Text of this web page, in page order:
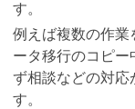
す。
例えば複数の作業
ータ移行のコピー
ず相談などの対応
す。